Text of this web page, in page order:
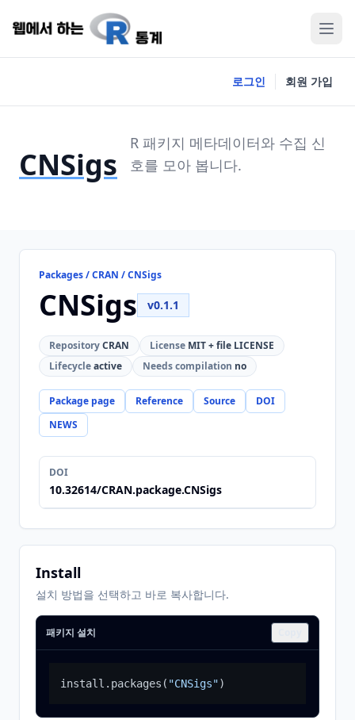
로그인 회원 가입
CNSigs
R 패키지 메타데이터와 수집 신
호를 모아 봅니다.
Packages / CRAN / CNSigs
CNSigs v0.1.1
RepositoryCRAN License MIT + file LICENSE
Lifecycleactive Needs compilation no
Package page Reference Source
DOI
NEWS
DOI
10.32614/CRAN.package.CNSigs
Install
설치 방법을 선택하고 바로 복사합니다.
패키지 설치
install.packages ( "CNSigs")